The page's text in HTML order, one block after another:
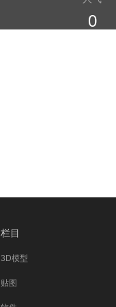
0
栏目
3D模型
贴图